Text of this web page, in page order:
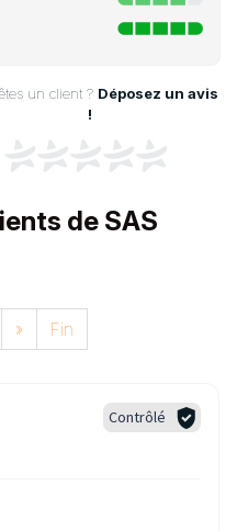
un client ? Déposez un avis
!
de SAS
» Fin
Contrôlé